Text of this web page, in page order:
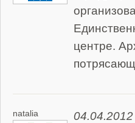
центре.
natalia 04.04.2012